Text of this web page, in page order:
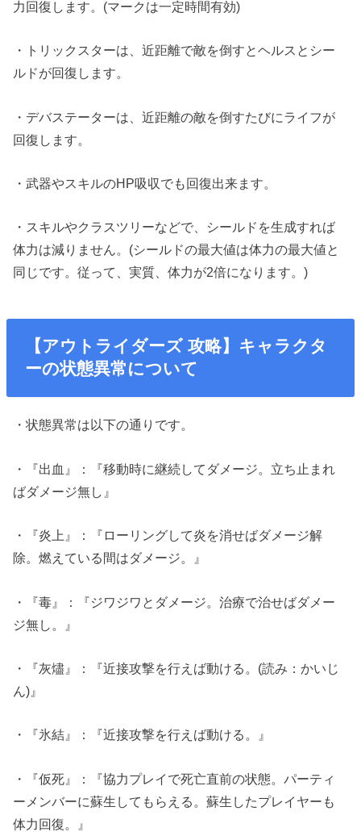
力回復します。(マークは一定時間有効)
・トリックスターは、近距離で敵を倒すとヘルスとシー
ルドが回復します。
・デバステーターは、近距離の敵を倒すたびにライフが
回復します。
・武器やスキルのHP吸収でも回復出来ます。
・スキルやクラスツリーなどで、シールドを生成すれば
体力は減りません。(シールドの最大値は体力の最大値と
同じです。従って、実質、体力が2倍になります。)
【アウトライダーズ 攻略】キャラクタ
ーの状態異常について
・状態異常は以下の通りです。
・『出血』：『移動時に継続してダメージ。立ち止まれ
ばダメージ無し』
・『炎上』：『ローリングして炎を消せばダメージ解
除。燃えている間はダメージ。』
・『毒』：『ジワジワとダメージ。治療で治せばダメー
ジ無し。』
・『灰燼』：『近接攻撃を行えば動ける。(読み：かいじ
ん)』
・『氷結』：『近接攻撃を行えば動ける。』
・『仮死』：『協力プレイで死亡直前の状態。パーティ
ーメンバーに蘇生してもらえる。蘇生したプレイヤーも
体力回復。』